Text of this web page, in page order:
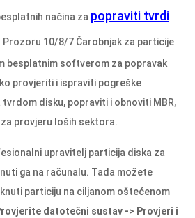
načina za popraviti tvrdi
Prozoru 10/8/7 Čarobnjak za particije
besplatnim softverom za popravak
provjeriti i ispraviti pogreške
disku, popraviti i obnoviti MBR,
provjeru loših sektora.
upravitelj particija diska za
ga na računalu. Tada možete
particiju na ciljanom oštećenom
datotečni sustav -> Provjeri i